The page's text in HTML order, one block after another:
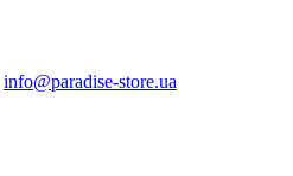
info@paradise-store.ua